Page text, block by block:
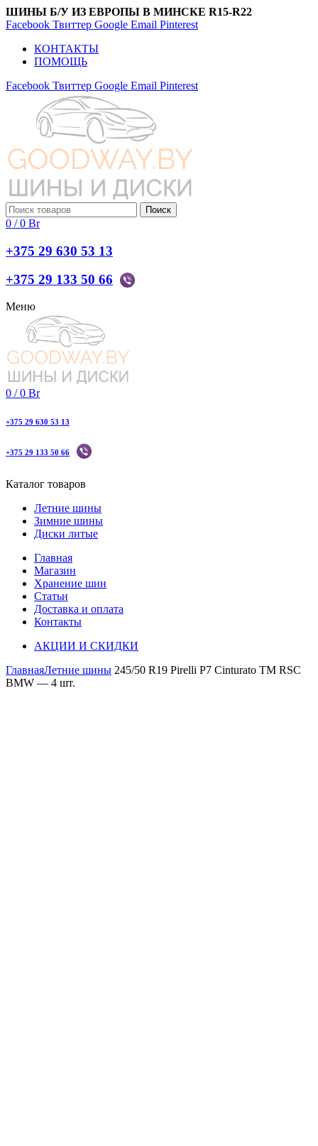
ШИНЫ Б/У ИЗ ЕВРОПЫ В МИНСКЕ R15-R22
Facebook Твиттер Google Email Pinterest
КОНТАКТЫ
ПОМОЩЬ
Facebook Твиттер Google Email Pinterest
Поиск
0 / 0 Br
+375 29 630 53 13
+375 29 133 50 66
Меню
0 / 0 Br
+375 29 630 53 13
+375 29 133 50 66
Каталог товаров
Летние шины
Зимние шины
Диски литые
Главная
Магазин
Хранение шин
Статьи
Доставка и оплата
Контакты
АКЦИИ И СКИДКИ
ГлавнаяЛетние шины 245/50 R19 Pirelli P7 Cinturato TM RSC
BMW — 4 шт.